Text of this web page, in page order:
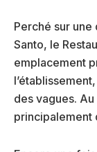
Perché sur
Santo, le
emplacement
des vagues.
principalement